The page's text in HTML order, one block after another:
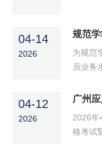
04-14
2026
为规范
员业务
会。教
训会。
04-12
2026
2026年
格考试